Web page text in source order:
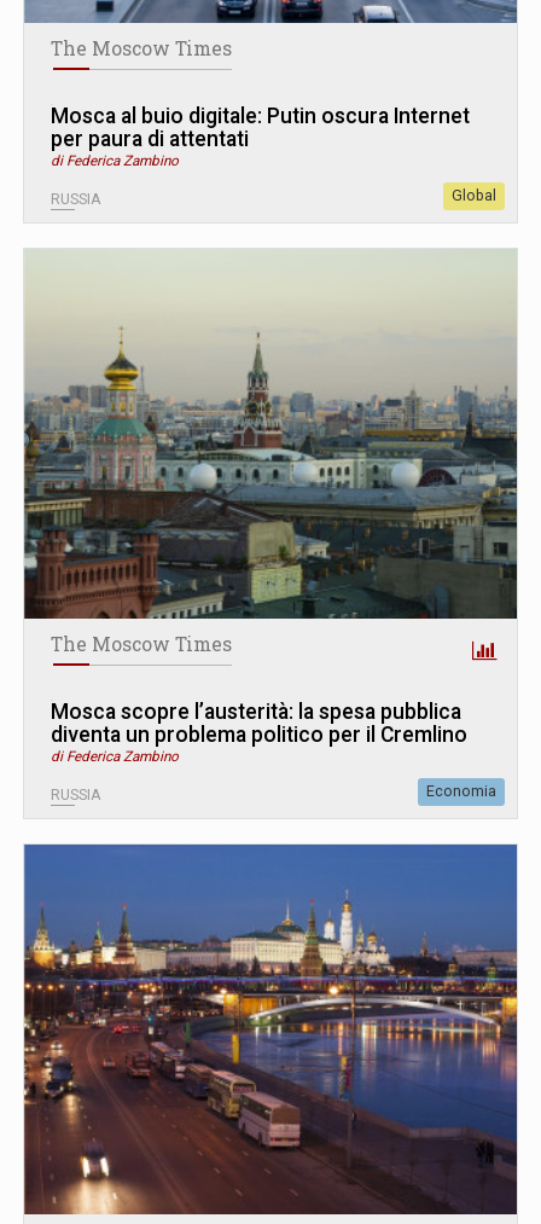
The Moscow Times
Mosca al buio digitale: Putin oscura Internet
per paura di attentati
di Federica Zambino
RUSSIA Global
The Moscow Times
Mosca scopre l’austerità: la spesa pubblica
diventa un problema politico per il Cremlino
di Federica Zambino
RUSSIA Economia